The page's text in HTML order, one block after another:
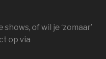
of wil je ‘zomaar’
op via